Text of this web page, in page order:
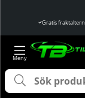
Gratis